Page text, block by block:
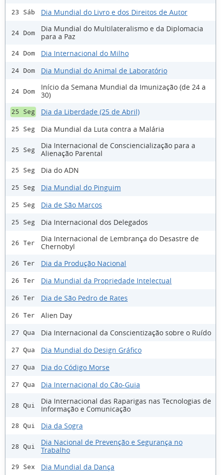
23 Sáb Dia Mundial do Livro e dos Direitos de Autor
24 Dom
Dia Mundial do Multilateralismo e da Diplomacia
para a Paz
24 Dom Dia Internacional do Milho
24 Dom Dia Mundial do Animal de Laboratório
24 Dom
Início da Semana Mundial da Imunização (de 24 a
30)
25 Seg Dia da Liberdade (25 de Abril)
25 Seg Dia Mundial da Luta contra a Malária
25 Seg
Dia Internacional de Consciencialização para a
Alienação Parental
25 Seg Dia do ADN
25 Seg Dia Mundial do Pinguim
25 Seg Dia de São Marcos
25 Seg Dia Internacional dos Delegados
26 Ter
Dia Internacional de Lembrança do Desastre de
Chernobyl
26 Ter Dia da Produção Nacional
26 Ter Dia Mundial da Propriedade Intelectual
26 Ter Dia de São Pedro de Rates
26 Ter Alien Day
27 Qua Dia Internacional da Conscientização sobre o Ruído
27 Qua Dia Mundial do Design Gráfico
27 Qua Dia do Código Morse
27 Qua Dia Internacional do Cão-Guia
28 Qui
Dia Internacional das Raparigas nas Tecnologias de
Informação e Comunicação
28 Qui Dia da Sogra
28 Qui
Dia Nacional de Prevenção e Segurança no
Trabalho
29 Sex Dia Mundial da Dança